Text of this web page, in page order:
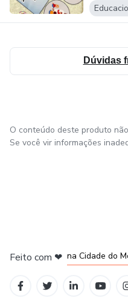
Dúvidas
O conteúdo deste produto
Se você vir informações
Feito com ❤ na Cidade do